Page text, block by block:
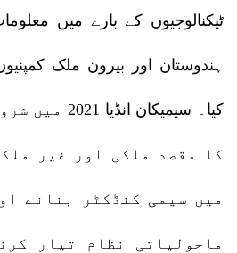
ٹیکنالوجیوں کے بارے میں
ہندوستان اور بیرون ملک
کیا۔
کا مقصد ملکی اور غیر
میں سیمی کنڈکٹر بنانے
ماحولیاتی نظام تیار